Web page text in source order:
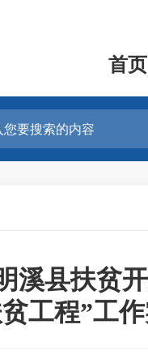
首页
溪县扶贫
工程”工